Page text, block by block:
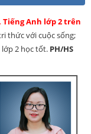
Tiếng Anh lớp 2 trên
thức với cuộc sống;
lớp 2 học tốt. PH/HS